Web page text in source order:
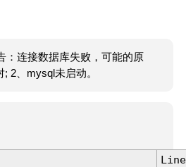
：连接数据库失败，可能的原
2、mysql未启动。
Line